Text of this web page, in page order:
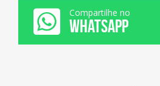
Compartilhe no
WHATSAPP